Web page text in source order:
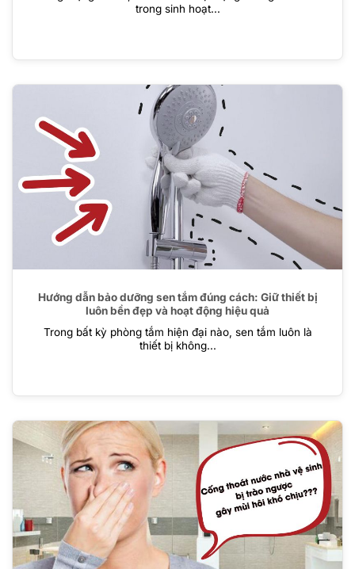
trong sinh hoạt...
Hướng dẫn bảo dưỡng sen tắm đúng cách: Giữ thiết bị
luôn bền đẹp và hoạt động hiệu quả
Trong bất kỳ phòng tắm hiện đại nào, sen tắm luôn là
thiết bị không...